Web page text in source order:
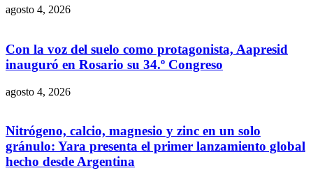
agosto 4, 2026
Con la voz del suelo como protagonista, Aapresid
inauguró en Rosario su 34.º Congreso
agosto 4, 2026
Nitrógeno, calcio, magnesio y zinc en un solo
gránulo: Yara presenta el primer lanzamiento global
hecho desde Argentina